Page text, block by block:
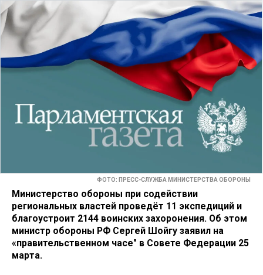
ФОТО: ПРЕСС-СЛУЖБА МИНИСТЕРСТВА ОБОРОНЫ
Министерство обороны при содействии
региональных властей проведёт 11 экспедиций и
благоустроит 2144 воинских захоронения. Об этом
министр обороны РФ Сергей Шойгу заявил на
«правительственном часе" в Совете Федерации 25
марта.